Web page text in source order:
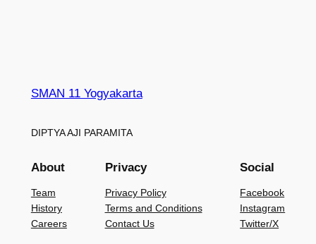
SMAN 11 Yogyakarta
DIPTYA AJI PARAMITA
About
Team
History
Careers
Privacy
Privacy Policy
Terms and Conditions
Contact Us
Social
Facebook
Instagram
Twitter/X